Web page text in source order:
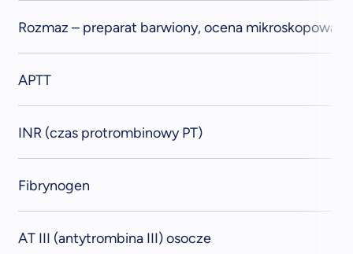
Rozmaz – preparat barwiony, ocena mikroskopowa
APTT
INR (czas protrombinowy PT)
Fibrynogen
AT III (antytrombina III) osocze